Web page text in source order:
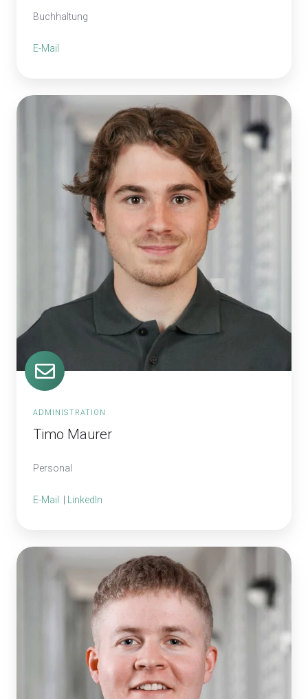
Buchhaltung
E-Mail
Timo
ADMINISTRATION
Timo Maurer
Personal
E-Mail LinkedIn
Cedric